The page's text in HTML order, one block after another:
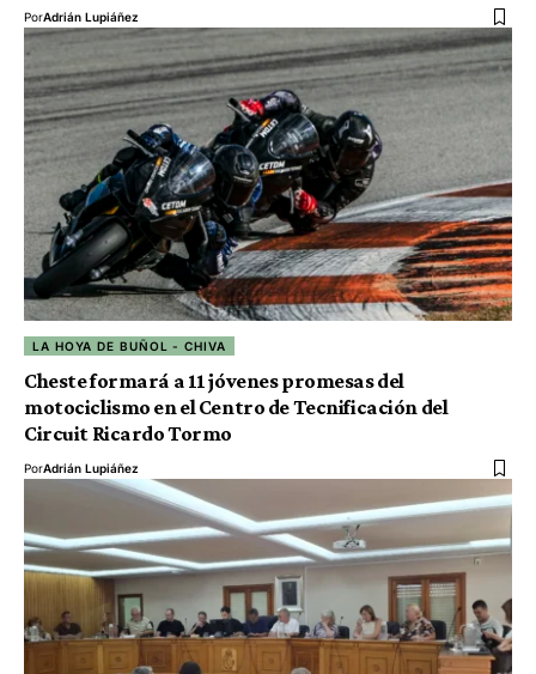
PorAdrián Lupiáñez
LA HOYA DE BUÑOL - CHIVA
Cheste formará a 11 jóvenes promesas del
motociclismo en el Centro de Tecnificación del
Circuit Ricardo Tormo
PorAdrián Lupiáñez